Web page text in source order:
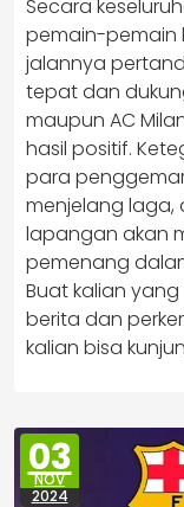
​Secara
pemain-pemain
jalannya
tepat dan
maupun AC
hasil positif.
para
menjelang laga,
lapangan akan
pemenang
Buat kalian
berita dan
kalian bisa
03
NOV
2024